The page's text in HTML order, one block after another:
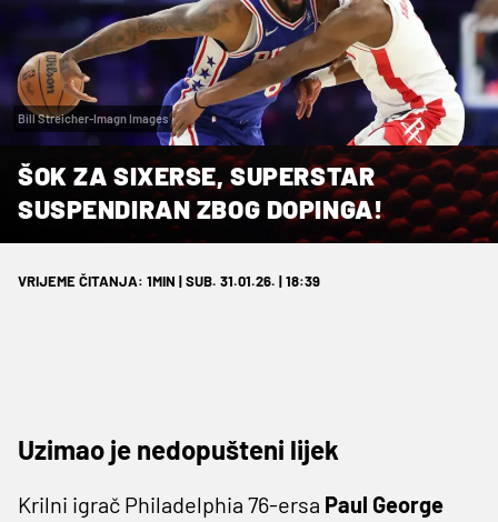
Bill Streicher-Imagn Images
ŠOK ZA SIXERSE, SUPERSTAR
SUSPENDIRAN ZBOG DOPINGA!
VRIJEME ČITANJA: 1MIN | SUB. 31.01.26. | 18:39
Uzimao je nedopušteni lijek
Krilni igrač Philadelphia 76-ersa Paul George